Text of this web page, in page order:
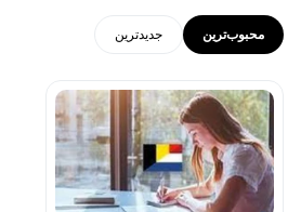
محبوب‌ترین جدید‌ترین